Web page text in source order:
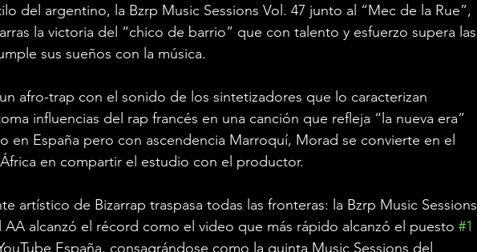
del argentino, la Bzrp Music Sessions Vol. 47 junto al “Mec de la Rue”,
la victoria del “chico de barrio” que con talento y esfuerzo supera las
sus sueños con la música.
afro-trap con el sonido de los sintetizadores que lo caracterizan
influencias del rap francés en una canción que refleja “la nueva era”
en España pero con ascendencia Marroquí, Morad se convierte en el
en compartir el estudio con el productor.
artístico de Bizarrap traspasa todas las fronteras: la Bzrp Music Sessions
AA alcanzó el récord como el video que más rápido alcanzó el puesto #1
España, consagrándose como la quinta Music Sessions del